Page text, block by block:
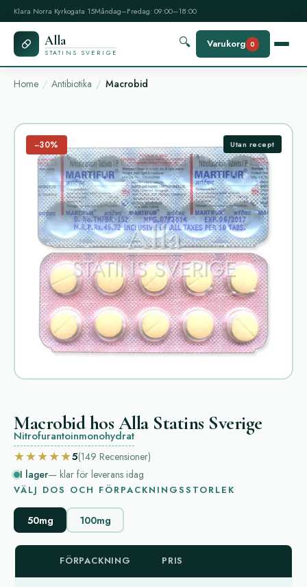
Klara Norra Kyrkogata 15Måndag–Fredag: 09:00–18:00
Alla
STATINS SVERIGE
🔍 Varukorg 0
Home Antibiotika Macrobid
−30% Utan recept
Macrobid hos Alla Statins Sverige
Nitrofurantoinmonohydrat
★★★★★5(149 Recensioner)
I lager— klar för leverans idag
VÄLJ DOS OCH FÖRPACKNINGSSTORLEK
50mg 100mg
FÖRPACKNING PRIS